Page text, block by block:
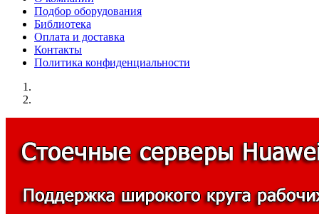
Подбор оборудования
Библиотека
Оплата и доставка
Контакты
Политика конфиденциальности